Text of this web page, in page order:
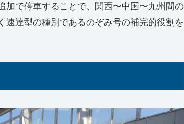
加で停車することで、関西〜中国〜九州間の
達型の種別であるのぞみ号の補完的役割を